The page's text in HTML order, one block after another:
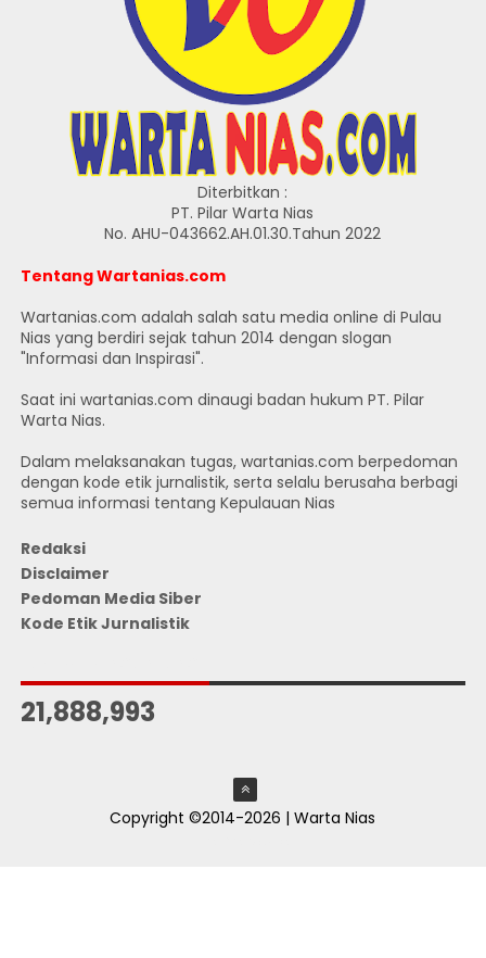
Diterbitkan :
PT. Pilar Warta Nias
No. AHU-043662.AH.01.30.Tahun 2022
Tentang Wartanias.com
Wartanias.com adalah salah satu media online di Pulau
Nias yang berdiri sejak tahun 2014 dengan slogan
"Informasi dan Inspirasi".
Saat ini wartanias.com dinaugi badan hukum PT. Pilar
Warta Nias.
Dalam melaksanakan tugas, wartanias.com berpedoman
dengan kode etik jurnalistik, serta selalu berusaha berbagi
semua informasi tentang Kepulauan Nias
Redaksi
Disclaimer
Pedoman Media Siber
Kode Etik Jurnalistik
21,888,993
Copyright ©2014-2026 | Warta Nias